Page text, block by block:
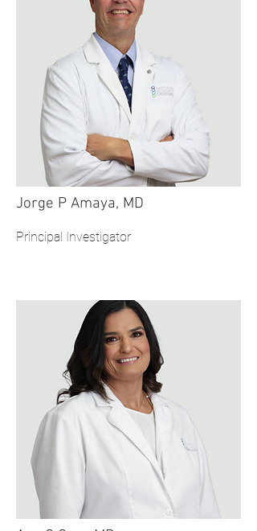
Jorge P Amaya, MD
Principal Investigator